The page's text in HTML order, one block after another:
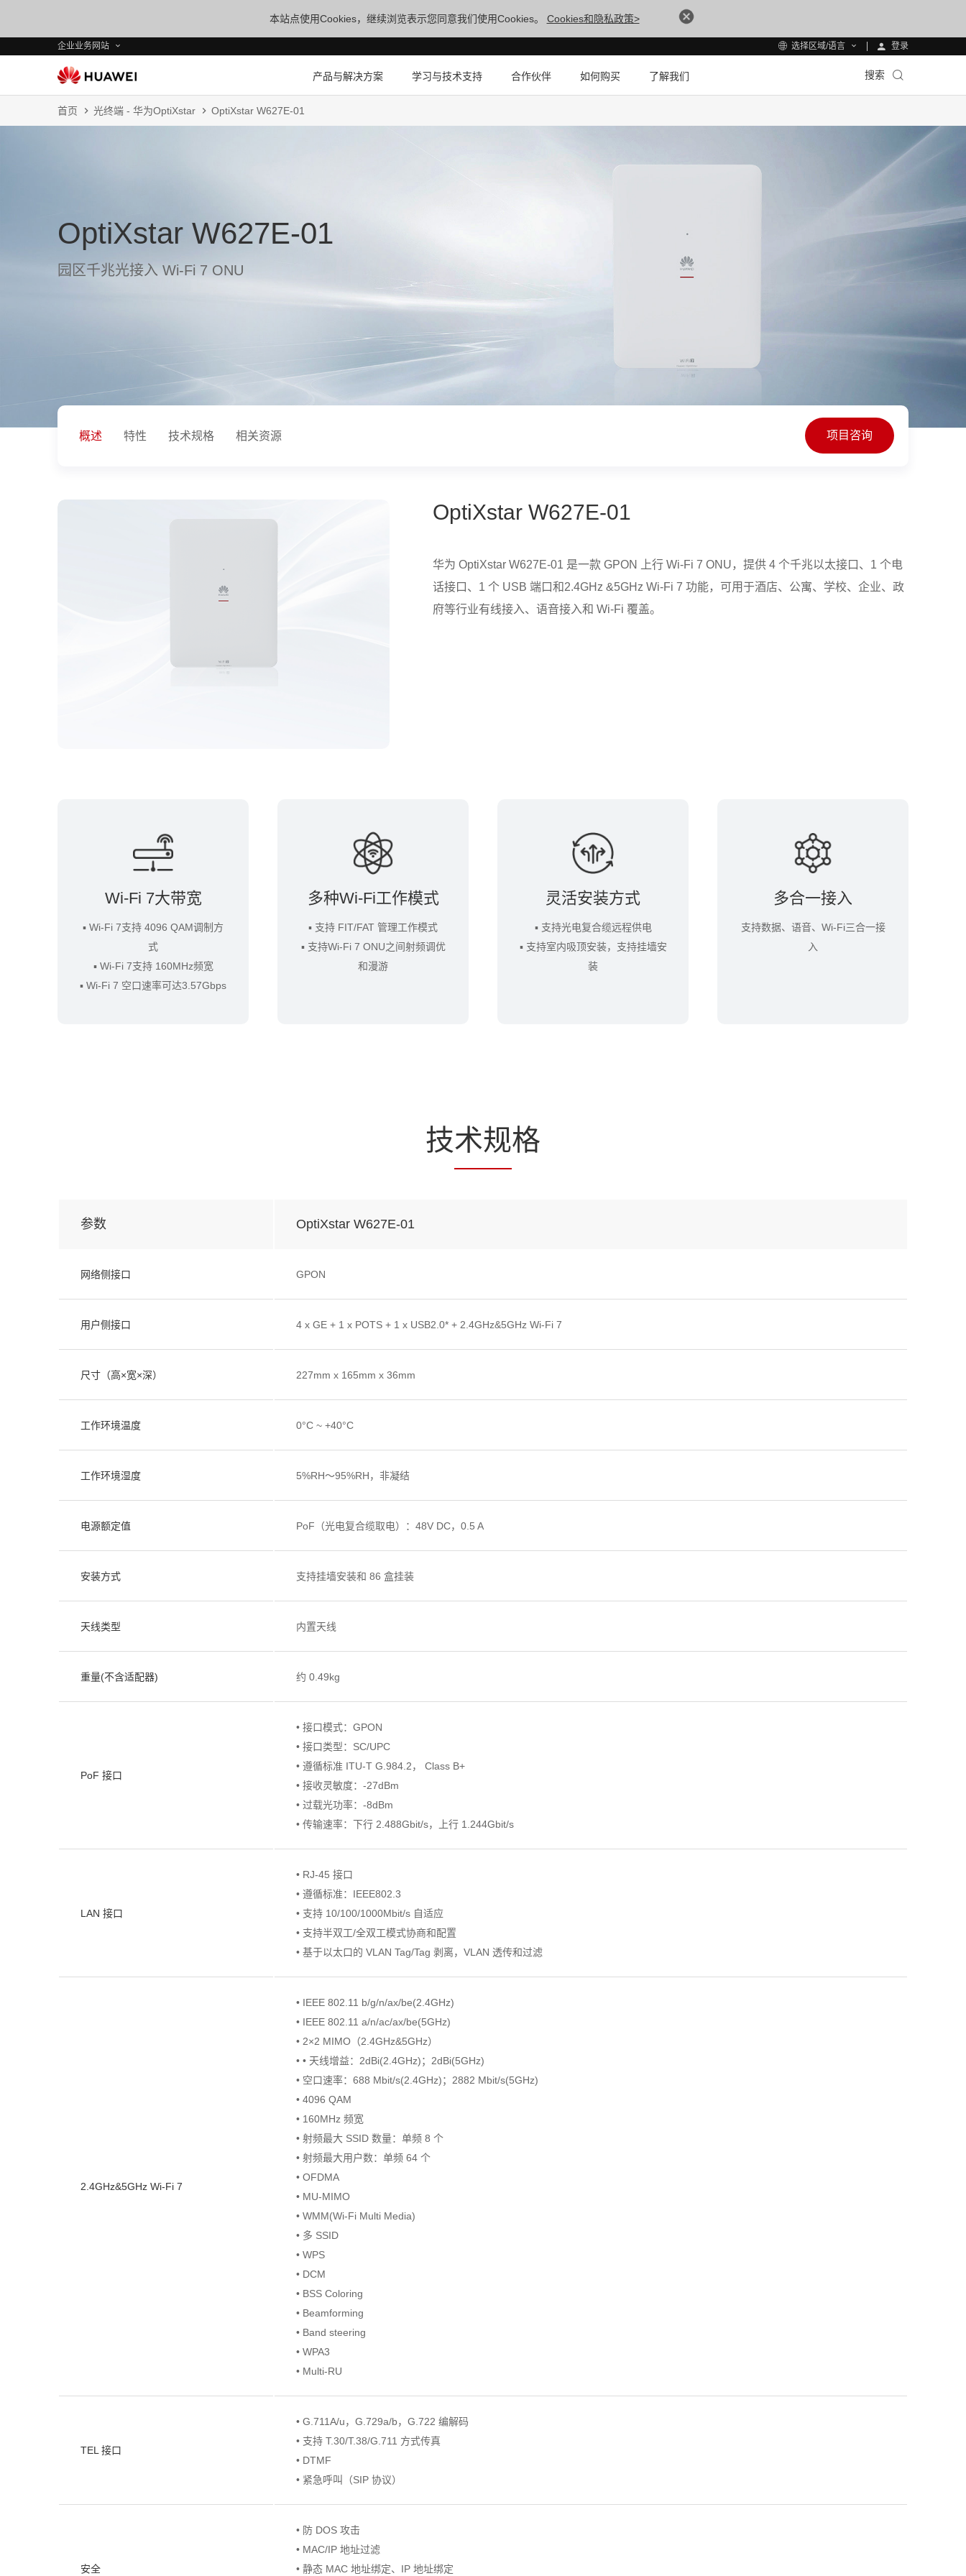
本站点使用Cookies，继续浏览表示您同意我们使用Cookies。 Cookies和隐私政策>
企业业务网站 选择区域/语言 登录
产品与解决方案 学习与技术支持 合作伙伴 如何购买 了解我们 搜索
首页 光终端 - 华为OptiXstar OptiXstar W627E-01
OptiXstar W627E-01
园区千兆光接入 Wi-Fi 7 ONU
概述 特性 技术规格 相关资源 项目咨询
OptiXstar W627E-01
华为 OptiXstar W627E-01 是一款 GPON 上行 Wi-Fi 7 ONU，提供 4 个千兆以太接口、1 个电
话接口、1 个 USB 端口和2.4GHz &5GHz Wi-Fi 7 功能，可用于酒店、公寓、学校、企业、政
府等行业有线接入、语音接入和 Wi-Fi 覆盖。
Wi-Fi 7大带宽
▪ Wi-Fi 7支持 4096 QAM调制方
式
▪ Wi-Fi 7支持 160MHz频宽
▪ Wi-Fi 7 空口速率可达3.57Gbps
多种Wi-Fi工作模式
▪ 支持 FIT/FAT 管理工作模式
▪ 支持Wi-Fi 7 ONU之间射频调优
和漫游
灵活安装方式
▪ 支持光电复合缆远程供电
▪ 支持室内吸顶安装，支持挂墙安
装
多合一接入
支持数据、语音、Wi-Fi三合一接
入
技术规格
参数 OptiXstar W627E-01
网络侧接口 GPON
用户侧接口 4 x GE + 1 x POTS + 1 x USB2.0* + 2.4GHz&5GHz Wi-Fi 7
尺寸（高×宽×深） 227mm x 165mm x 36mm
工作环境温度 0°C ~ +40°C
工作环境湿度 5%RH～95%RH，非凝结
电源额定值 PoF（光电复合缆取电）：48V DC，0.5 A
安装方式 支持挂墙安装和 86 盒挂装
天线类型 内置天线
重量(不含适配器) 约 0.49kg
PoF 接口
• 接口模式：GPON
• 接口类型：SC/UPC
• 遵循标准 ITU-T G.984.2， Class B+
• 接收灵敏度：-27dBm
• 过载光功率：-8dBm
• 传输速率：下行 2.488Gbit/s，上行 1.244Gbit/s
LAN 接口
• RJ-45 接口
• 遵循标准：IEEE802.3
• 支持 10/100/1000Mbit/s 自适应
• 支持半双工/全双工模式协商和配置
• 基于以太口的 VLAN Tag/Tag 剥离，VLAN 透传和过滤
2.4GHz&5GHz Wi-Fi 7
• IEEE 802.11 b/g/n/ax/be(2.4GHz)
• IEEE 802.11 a/n/ac/ax/be(5GHz)
• 2×2 MIMO（2.4GHz&5GHz）
• • 天线增益：2dBi(2.4GHz)；2dBi(5GHz)
• 空口速率：688 Mbit/s(2.4GHz)；2882 Mbit/s(5GHz)
• 4096 QAM
• 160MHz 频宽
• 射频最大 SSID 数量：单频 8 个
• 射频最大用户数：单频 64 个
• OFDMA
• MU-MIMO
• WMM(Wi-Fi Multi Media)
• 多 SSID
• WPS
• DCM
• BSS Coloring
• Beamforming
• Band steering
• WPA3
• Multi-RU
TEL 接口
• G.711A/u，G.729a/b，G.722 编解码
• 支持 T.30/T.38/G.711 方式传真
• DTMF
• 紧急呼叫（SIP 协议）
安全
• 防 DOS 攻击
• MAC/IP 地址过滤
• 静态 MAC 地址绑定、IP 地址绑定